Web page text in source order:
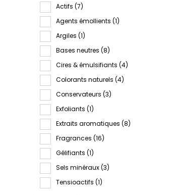
Actifs (7)
Agents émollients (1)
Argiles (1)
Bases neutres (8)
Cires & émulsifiants (4)
Colorants naturels (4)
Conservateurs (3)
Exfoliants (1)
Extraits aromatiques (8)
Fragrances (16)
Gélifiants (1)
Sels minéraux(3)
Tensioactifs (1)